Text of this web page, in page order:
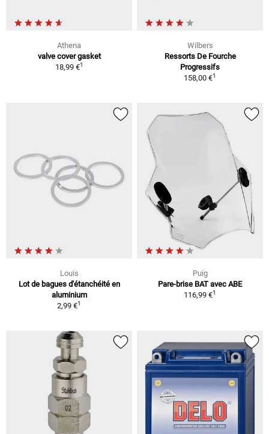
Athena
valve cover gasket
18,99 €1
Wilbers
Ressorts De Fourche
Progressifs
158,00 €1
Louis
Lot de bagues d'étanchéité en
aluminium
2,99 €1
Puig
Pare-brise BAT avec ABE
116,99 €1